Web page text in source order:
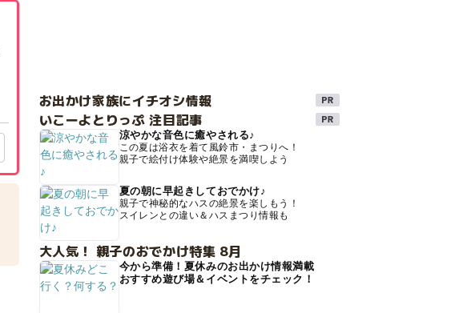
お出かけ家族にイチオシ情報
いこーよとりっぷ 注目記事
涼やかな音色に癒やされる♪
この夏は浴衣を着て風鈴市・まつりへ！
親子で絵付け体験や絶景を満喫しよう
夏の朝に早起きしておでかけ♪
親子で神秘的なハスの絶景を楽しもう！
スイレンとの違い＆ハスまつり情報も
大人気！ 親子のおでかけ特集 8月
今から準備！夏休みのお出かけ情報満載
おすすめ遊び場＆イベントをチェック！